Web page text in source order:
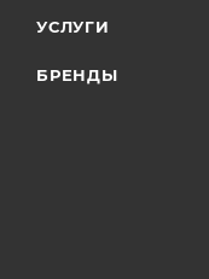
УСЛУГИ
БРЕНДЫ